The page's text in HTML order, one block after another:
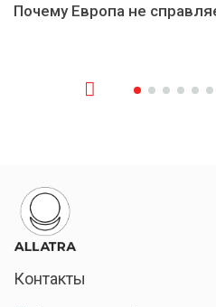
Почему Европа не
Контакты